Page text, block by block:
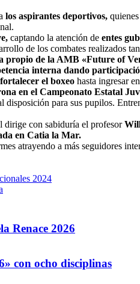
los aspirantes deportivos,
captando la atención de entes
de los combates realizados
propio de la AMB «Future of
interna dando
el boxeo hasta ingresar
en el Campeonato Estatal
disposición para sus pupilos.
dirige con sabiduría el profesor
en Catia la Mar.
atrayendo a más seguidores
2024
Renace 2026
con ocho disciplinas